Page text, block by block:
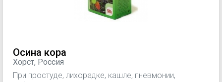
Осина кора
Хорст, Россия
При простуде, лихорадке, кашле, пневмонии,